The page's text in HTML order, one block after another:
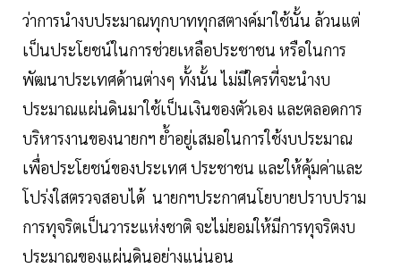
ว่าการนำงบประมาณทุกบาททุกสตางค์มาใช้นั้น ล้วนแต่
เป็นประโยชน์ในการช่วยเหลือประชาชน หรือในการ
พัฒนาประเทศด้านต่างๆ ทั้งนั้น ไม่มีใครที่จะนำงบ
ประมาณแผ่นดินมาใช้เป็นเงินของตัวเอง และตลอดการ
บริหารงานของนายกฯ ย้ำอยู่เสมอในการใช้งบประมาณ
เพื่อประโยชน์ของประเทศ ประชาชน และให้คุ้มค่าและ
โปร่งใสตรวจสอบได้ นายกฯประกาศนโยบายปราบปราม
การทุจริตเป็นวาระแห่งชาติ จะไม่ยอมให้มีการทุจริตงบ
ประมาณของแผ่นดินอย่างแน่นอน